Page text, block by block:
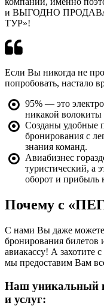
и ВЫГОДНО
ТУР»!
Если Вы никогда не
попробовать, настало
95% — это
никакой волокиты
Созданы удобные
бронирования с
знания команд.
Авиабизнес
туристический, а
оборот и прибыль
Почему с
С нами Вы даже можете
бронирования билетов
авиакассу! А захотите
мы предоставим Вам
Наш уникальный
и услуг: